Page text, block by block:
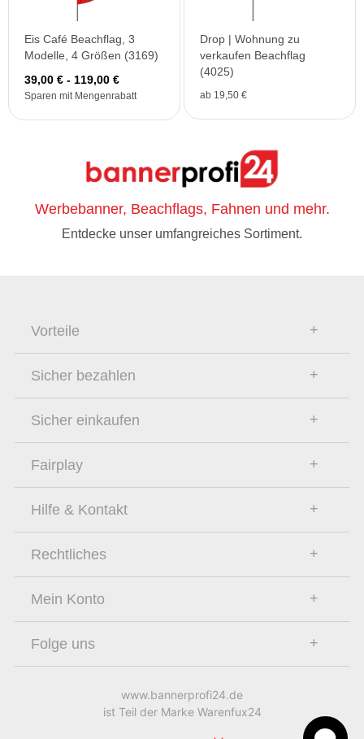
Eis Café Beachflag, 3
Modelle, 4 Größen (3169)
39,00 € - 119,00 €
Sparen mit Mengenrabatt
Drop | Wohnung zu
verkaufen Beachflag
(4025)
ab 19,50 €
Werbebanner, Beachflags, Fahnen und mehr.
Entdecke unser umfangreiches Sortiment.
Vorteile
Sicher bezahlen
Sicher einkaufen
Fairplay
Hilfe & Kontakt
Rechtliches
Mein Konto
Folge uns
www.bannerprofi24.de
ist Teil der Marke Warenfux24